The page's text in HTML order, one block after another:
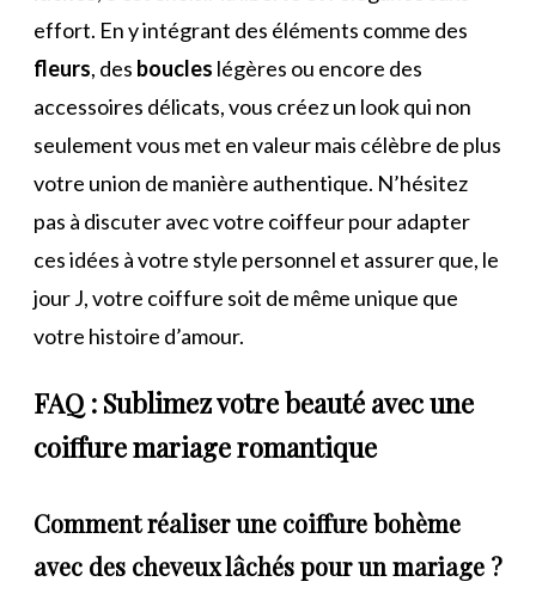
effort. En y intégrant des éléments comme des
fleurs, des boucles légères ou encore des
accessoires délicats, vous créez un look qui non
seulement vous met en valeur mais célèbre de plus
votre union de manière authentique. N’hésitez
pas à discuter avec votre coiffeur pour adapter
ces idées à votre style personnel et assurer que, le
jour J, votre coiffure soit de même unique que
votre histoire d’amour.
FAQ : Sublimez votre beauté avec une
coiffure mariage romantique
Comment réaliser une coiffure bohème
avec des cheveux lâchés pour un mariage ?